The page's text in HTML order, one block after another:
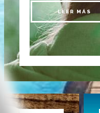
LEER MÁS